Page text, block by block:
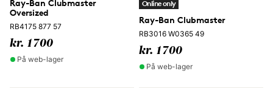
Ray-Ban Clubmaster
Oversized
RB4175 877 57
kr. 1700
På web-lager
Online only
Ray-Ban Clubmaster
RB3016 W0365 49
kr. 1700
På web-lager